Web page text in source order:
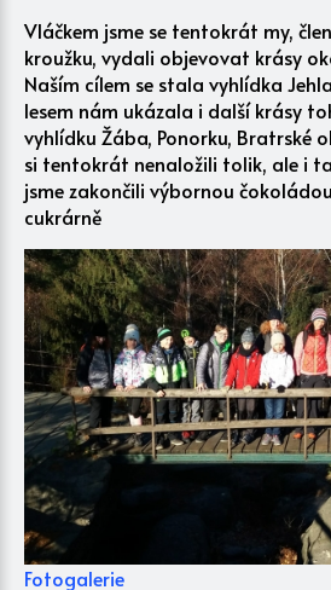
Vláčkem jsme se tentokrát my,
kroužku, vydali objevovat krásy
Naším cílem se stala vyhlídka
lesem nám ukázala i další krásy
vyhlídku Žába, Ponorku, Bratrské
si tentokrát nenaložili tolik, ale i
jsme zakončili výbornou
cukrárně
Fotogalerie